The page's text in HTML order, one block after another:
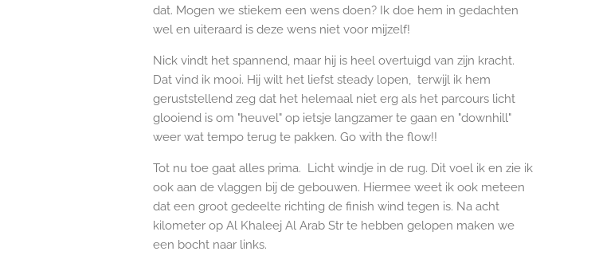
dat. Mogen we stiekem een wens doen? Ik doe hem in gedachten
wel en uiteraard is deze wens niet voor mijzelf!
Nick vindt het spannend, maar hij is heel overtuigd van zijn kracht.
Dat vind ik mooi. Hij wilt het liefst steady lopen, terwijl ik hem
geruststellend zeg dat het helemaal niet erg als het parcours licht
glooiend is om "heuvel" op ietsje langzamer te gaan en "downhill"
weer wat tempo terug te pakken. Go with the flow!!
Tot nu toe gaat alles prima. Licht windje in de rug. Dit voel ik en zie ik
ook aan de vlaggen bij de gebouwen. Hiermee weet ik ook meteen
dat een groot gedeelte richting de finish wind tegen is. Na acht
kilometer op Al Khaleej Al Arab Str te hebben gelopen maken we
een bocht naar links.